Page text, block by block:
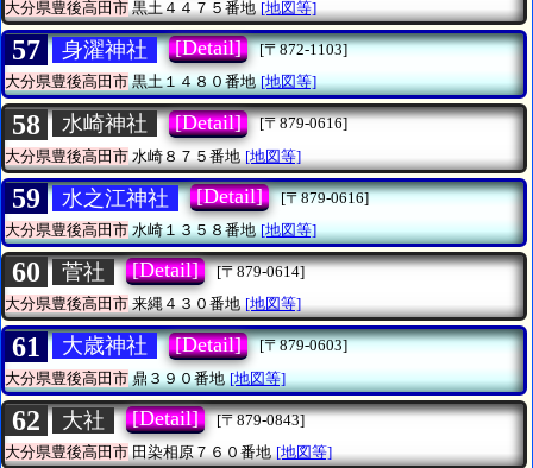
大分県豊後高田市黒土４４７５番地 [地図等]
57 身濯神社 [Detail]
[〒872-1103]
大分県豊後高田市黒土１４８０番地 [地図等]
58 水崎神社 [Detail]
[〒879-0616]
大分県豊後高田市 水崎８７５番地 [地図等]
59 水之江神社 [Detail]
[〒879-0616]
大分県豊後高田市水崎１３５８番地 [地図等]
60 菅社 [Detail]
[〒879-0614]
大分県豊後高田市来縄４３０番地 [地図等]
61 大歳神社 [Detail]
[〒879-0603]
大分県豊後高田市鼎３９０番地 [地図等]
62 大社 [Detail]
[〒879-0843]
大分県豊後高田市田染相原７６０番地 [地図等]